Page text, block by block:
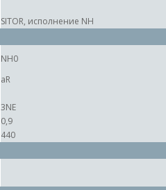
SITOR, исполнение NH
NH0
aR
3NE
0,9
440